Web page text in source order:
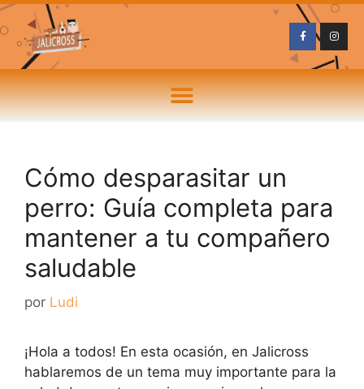
Cómo desparasitar un
perro: Guía completa para
mantener a tu compañero
saludable
por Ludi
¡Hola a todos! En esta ocasión, en Jalicross
hablaremos de un tema muy importante para la